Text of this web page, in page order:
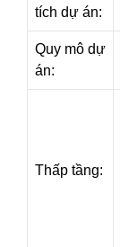
tích dự án:
Quy mô dự
án:
Thấp tầng: